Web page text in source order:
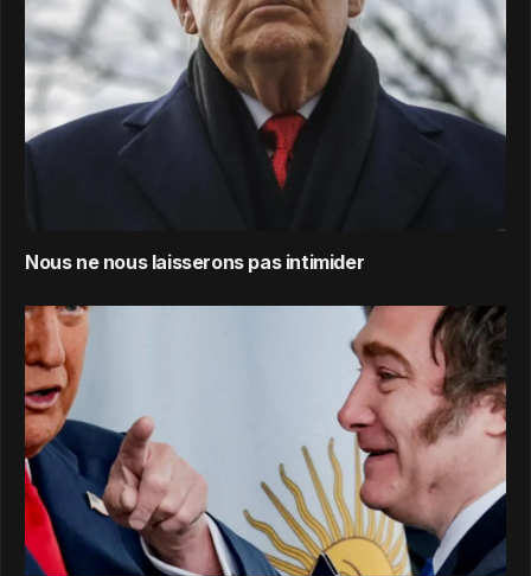
Nous ne nous laisserons pas intimider